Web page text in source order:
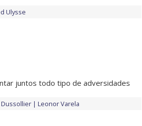
Ulysse
juntos todo tipo de adversidades
Leonor Varela